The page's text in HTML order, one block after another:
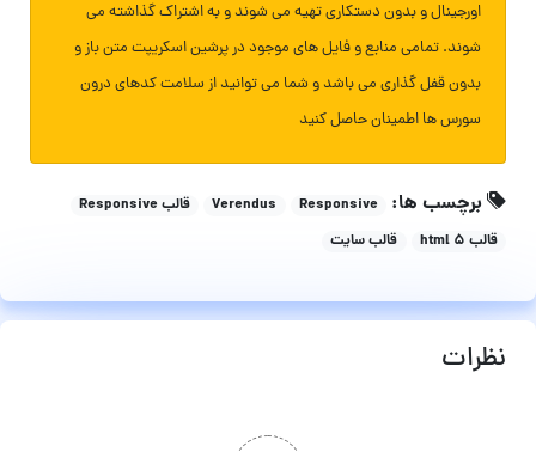
اورجینال و بدون دستکاری تهیه می شوند و به اشتراک گذاشته می
شوند. تمامی منابع و فایل های موجود در پرشین اسکریپت متن باز و
بدون قفل گذاری می باشد و شما می توانید از سلامت کدهای درون
سورس ها اطمینان حاصل کنید
برچسب ها: Responsive
Verendus
قالب Responsive
قالب html 5
قالب سایت
نظرات